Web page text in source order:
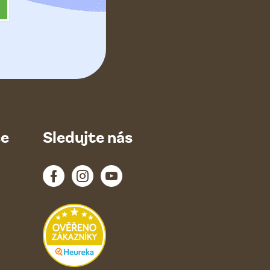
Sledujte nás